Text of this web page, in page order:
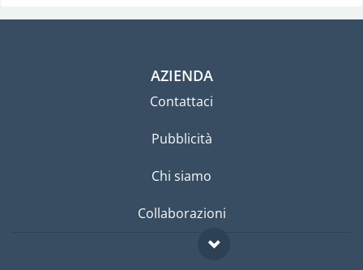
AZIENDA
Contattaci
Pubblicità
Chi siamo
Collaborazioni